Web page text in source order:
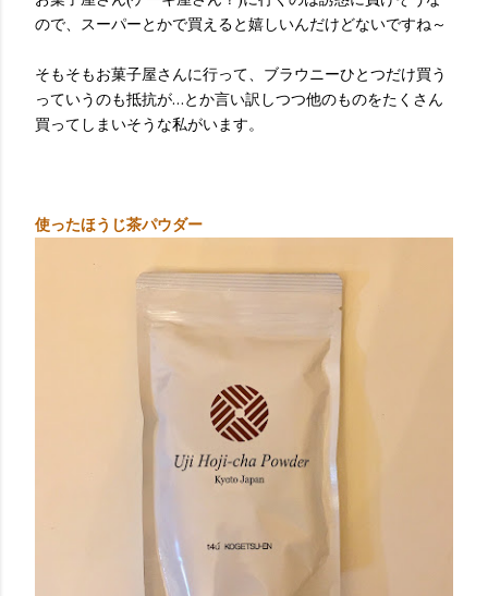
ので、スーパーとかで買えると嬉しいんだけどないですね～
そもそもお菓子屋さんに行って、ブラウニーひとつだけ買う
っていうのも抵抗が…とか言い訳しつつ他のものをたくさん
買ってしまいそうな私がいます。
使ったほうじ茶パウダー